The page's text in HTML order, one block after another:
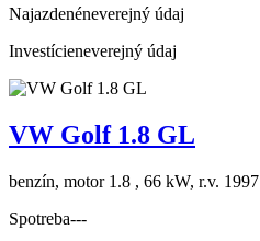
Najazdenéneverejný údaj
Investícieneverejný údaj
VW Golf 1.8 GL
benzín, motor 1.8 , 66 kW, r.v. 1997
Spotreba---